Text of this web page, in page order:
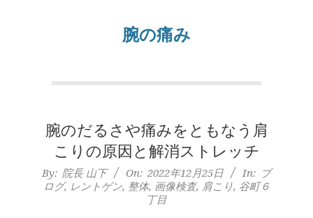
筋
腕の痛み
腕のだるさや痛みをともなう肩
こりの原因と解消ストレッチ
2022-
12-
By: 院長 山下 On: 2022年12月25日 In: ブ
ログ, レントゲン, 整体, 画像検査, 肩こり, 谷町６
丁目
By: 院長 山下 On: 2026年5月25日
整形外科で水を抜きヒアルロン酸注射
をしても痛みが取れない膝痛で来院さ
れた患者さまの声
By: 院長 山下 On: 2026年5月23日